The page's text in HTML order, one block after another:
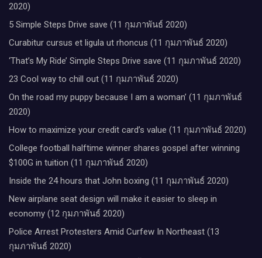
2020)
5 Simple Steps Drive save (11 กุมภาพันธ์ 2020)
Curabitur cursus et ligula ut rhoncus (11 กุมภาพันธ์ 2020)
‘That’s My Ride’ Simple Steps Drive save (11 กุมภาพันธ์ 2020)
23 Cool way to chill out (11 กุมภาพันธ์ 2020)
On the road my puppy because I am a woman’ (11 กุมภาพันธ์
2020)
How to maximize your credit card’s value (11 กุมภาพันธ์ 2020)
College football halftime winner shares gospel after winning
$100G in tuition (11 กุมภาพันธ์ 2020)
Inside the 24 hours that John boxing (11 กุมภาพันธ์ 2020)
New airplane seat design will make it easier to sleep in
economy (12 กุมภาพันธ์ 2020)
Police Arrest Protesters Amid Curfew In Northeast (13
กุมภาพันธ์ 2020)